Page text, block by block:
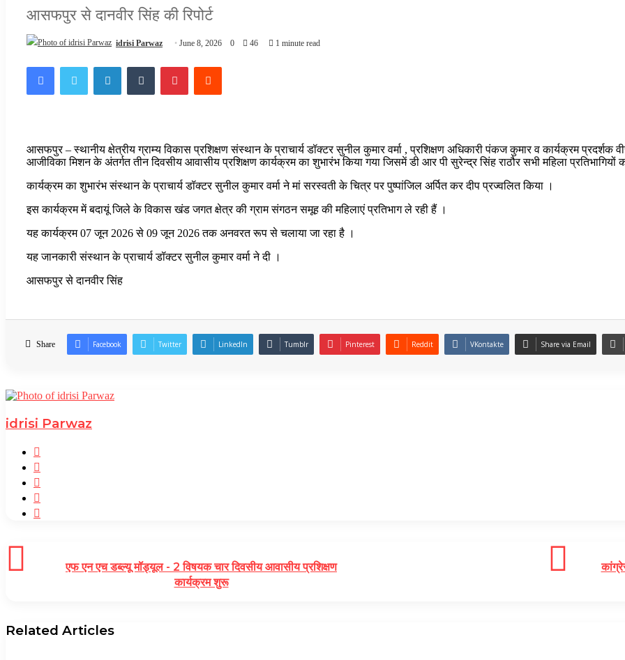
आसफपुर से दानवीर सिंह की रिपोर्ट
idrisi Parwaz June 8, 2026 0 46 1 minute read
FacebookTwitterLinkedInTumblrPinterestReddit
आसफपुर – स्थानीय क्षेत्रीय ग्राम्य विकास प्रशिक्षण संस्थान के प्राचार्य डॉक्टर सुनील कुमार वर्मा , प्रशिक्षण अधिकारी पंकज कुमार व कार्यक्रम प्रदर्शक
आजीविका मिशन के अंतर्गत तीन दिवसीय आवासीय प्रशिक्षण कार्यक्रम का शुभारंभ किया गया जिसमें डी आर पी सुरेन्द्र सिंह राठौर सभी महिला
कार्यक्रम का शुभारंभ संस्थान के प्राचार्य डॉक्टर सुनील कुमार वर्मा ने मां सरस्वती के चित्र पर पुष्पांजिल अर्पित कर दीप प्रज्वलित किया ।
इस कार्यक्रम में बदायूं जिले के विकास खंड जगत क्षेत्र की ग्राम संगठन समूह की महिलाएं प्रतिभाग ले रही हैं ।
यह कार्यक्रम 07 जून 2026 से 09 जून 2026 तक अनवरत रूप से चलाया जा रहा है ।
यह जानकारी संस्थान के प्राचार्य डॉक्टर सुनील कुमार वर्मा ने दी ।
आसफपुर से दानवीर सिंह
Share Facebook Twitter LinkedIn Tumblr Pinterest Reddit VKontakte Share via Email
idrisi Parwaz
एफ एन एच डब्ल्यू मॉड्यूल - 2 विषयक चार दिवसीय आवासीय प्रशिक्षण
कार्यक्रम शुरू
Related Articles